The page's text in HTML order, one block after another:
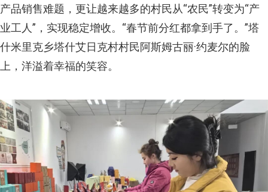
产品销售难题，更让越来越多的村民从“农民”转变为“产
业工人”，实现稳定增收。“春节前分红都拿到手了。”塔
什米里克乡塔什艾日克村村民阿斯姆古丽·约麦尔的脸
上，洋溢着幸福的笑容。